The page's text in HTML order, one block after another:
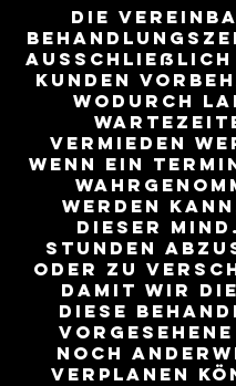
Die
ausschließlich
Kunden
wodurch
vermieden
Wenn ein
werden
dieser
Stunden
oder zu
damit wir
diese
noch
verplanen